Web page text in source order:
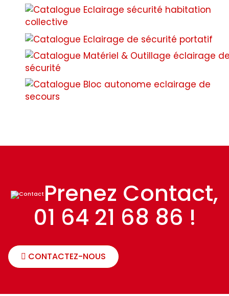
Prenez Contact,
01 64 21 68 86 !
CONTACTEZ-NOUS